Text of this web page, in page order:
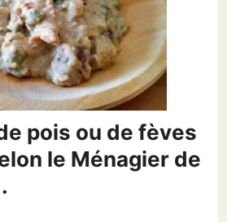
pois ou de fèves
le Ménagier de